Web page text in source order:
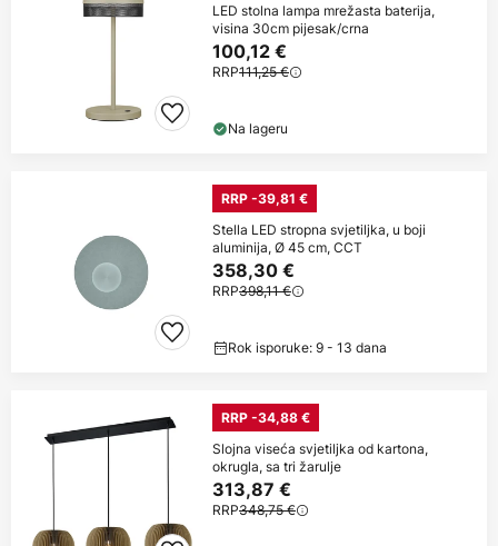
LED stolna lampa mrežasta baterija,
visina 30cm pijesak/crna
100,12 €
RRP111,25 €
Na lageru
RRP -39,81 €
Stella LED stropna svjetiljka, u boji
aluminija, Ø 45 cm, CCT
358,30 €
RRP398,11 €
Rok isporuke: 9 - 13 dana
RRP -34,88 €
Slojna viseća svjetiljka od kartona,
okrugla, sa tri žarulje
313,87 €
RRP348,75 €